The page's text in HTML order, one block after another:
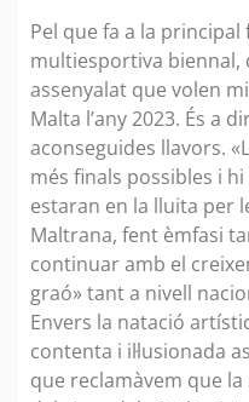
Pel que fa a la principal
multiesportiva biennal,
assenyalat que volen
Malta l’any 2023. És a
aconseguides llavors.
més finals possibles i
estaran en la lluita per
Maltrana, fent èmfasi
continuar amb el
graó» tant a nivell
Envers la natació
contenta i il·lusionada
que reclamàvem que